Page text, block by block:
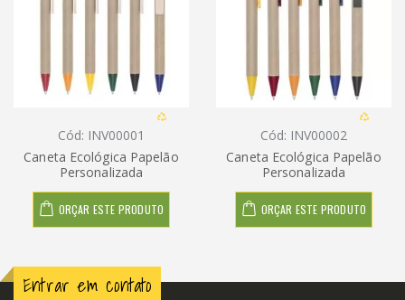
Cód: INV00001
Caneta Ecológica Papelão
Personalizada
ORÇAR ESTE PRODUTO
Cód: INV00002
Caneta Ecológica Papelão
Personalizada
ORÇAR ESTE PRODUTO
Entrar em contato